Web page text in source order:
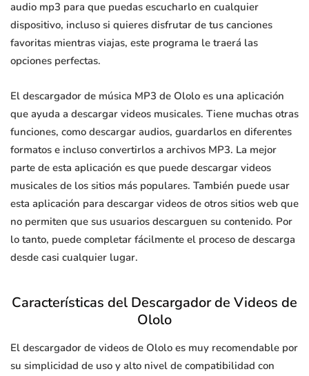
audio mp3 para que puedas escucharlo en cualquier
dispositivo, incluso si quieres disfrutar de tus canciones
favoritas mientras viajas, este programa le traerá las
opciones perfectas.
El descargador de música MP3 de Ololo es una aplicación
que ayuda a descargar videos musicales. Tiene muchas otras
funciones, como descargar audios, guardarlos en diferentes
formatos e incluso convertirlos a archivos MP3. La mejor
parte de esta aplicación es que puede descargar videos
musicales de los sitios más populares. También puede usar
esta aplicación para descargar videos de otros sitios web que
no permiten que sus usuarios descarguen su contenido. Por
lo tanto, puede completar fácilmente el proceso de descarga
desde casi cualquier lugar.
Características del Descargador de Videos de
Ololo
El descargador de videos de Ololo es muy recomendable por
su simplicidad de uso y alto nivel de compatibilidad con